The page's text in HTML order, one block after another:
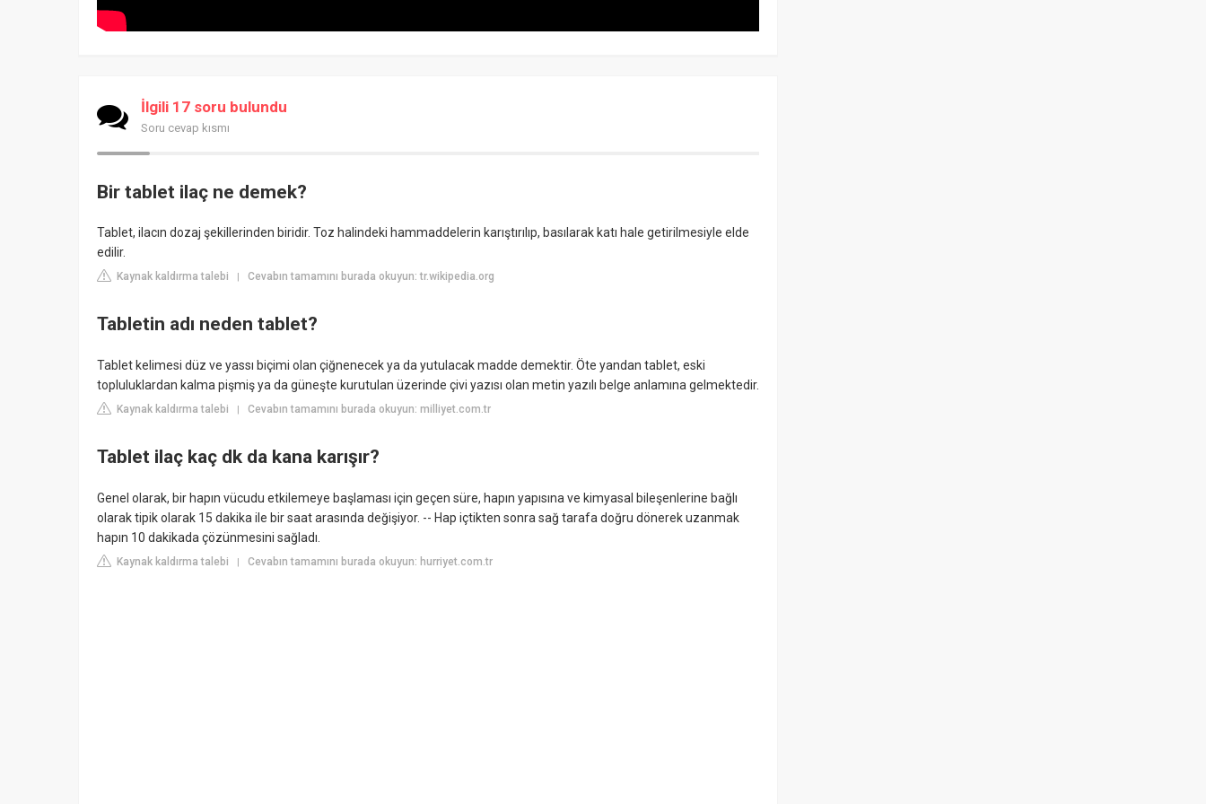
İlgili 17 soru bulundu
Soru cevap kısmı
Bir tablet ilaç ne demek?
Tablet, ilacın dozaj şekillerinden biridir. Toz halindeki hammaddelerin karıştırılıp, basılarak katı hale getirilmesiyle elde
edilir.
Kaynak kaldırma talebi | Cevabın tamamını burada okuyun: tr.wikipedia.org
Tabletin adı neden tablet?
Tablet kelimesi düz ve yassı biçimi olan çiğnenecek ya da yutulacak madde demektir. Öte yandan tablet, eski
topluluklardan kalma pişmiş ya da güneşte kurutulan üzerinde çivi yazısı olan metin yazılı belge anlamına gelmektedir.
Kaynak kaldırma talebi | Cevabın tamamını burada okuyun: milliyet.com.tr
Tablet ilaç kaç dk da kana karışır?
Genel olarak, bir hapın vücudu etkilemeye başlaması için geçen süre, hapın yapısına ve kimyasal bileşenlerine bağlı
olarak tipik olarak 15 dakika ile bir saat arasında değişiyor. -- Hap içtikten sonra sağ tarafa doğru dönerek uzanmak
hapın 10 dakikada çözünmesini sağladı.
Kaynak kaldırma talebi | Cevabın tamamını burada okuyun: hurriyet.com.tr